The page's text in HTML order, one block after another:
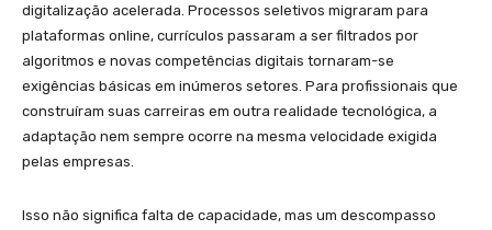
digitalização acelerada. Processos seletivos migraram para
plataformas online, currículos passaram a ser filtrados por
algoritmos e novas competências digitais tornaram-se
exigências básicas em inúmeros setores. Para profissionais que
construíram suas carreiras em outra realidade tecnológica, a
adaptação nem sempre ocorre na mesma velocidade exigida
pelas empresas.
Isso não significa falta de capacidade, mas um descompasso